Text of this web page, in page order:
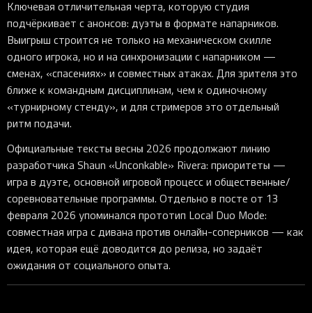
Ключевая отличительная черта, которую студия
подчёркивает с анонсов: дуэты в формате напарников.
Выигрыш строится не только на механическом скилле
одного игрока, но и на синхронизации с напарником —
сменах, «спасениях» и совместных атаках. Для зрителя это
ближе к командным дисциплинам, чем к одиночному
«турнирному стенду», и для стримеров это отдельный
ритм подачи.
Официальные тексты весны 2026 продолжают линию
разработчика Shaun «Unconkable» Rivera: приоритеты —
игра в дуэте, основной игровой процесс и общественные/
соревновательные программы. Отдельно в посте от 13
февраля 2026 упоминался прототип Local Duo Mode:
совместная игра с дивана против онлайн-соперников — как
идея, которая ещё доводится до релиза, но задаёт
ожидания от социального опыта.